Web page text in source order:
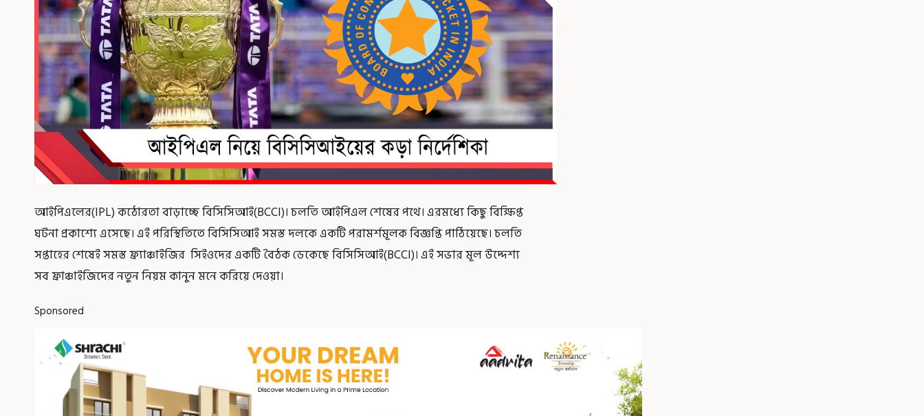
আইপিএলের(IPL) কঠোরতা বাড়াচ্ছে বিসিসিআই(BCCI)। চলতি আইপিএল শেষের পথে। এরমধ্যে কিছু বিক্ষিপ্ত
ঘটনা প্রকাশ্যে এসেছে। এই পরিস্থিতিতে বিসিসিআই সমস্ত দলকে একটি পরামর্শমূলক বিজ্ঞপ্তি পাঠিয়েছে। চলতি
সপ্তাহের শেষেই সমস্ত ফ্র্যাঞ্চাইজির সিইওদের একটি বৈঠক ডেকেছে বিসিসিআই(BCCI)। এই সভার মূল উদ্দেশ্য
সব ফ্রাঞ্চাইজিদের নতুন নিয়ম কানুন মনে করিয়ে দেওয়া।
Sponsored